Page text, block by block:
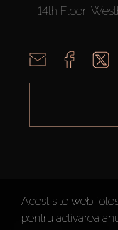
14th Floor,
AX
Acest site web
pentru activarea